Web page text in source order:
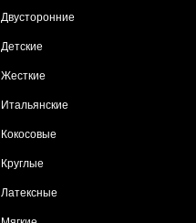
Двусторонние
Детские
Жесткие
Итальянские
Кокосовые
Круглые
Латексные